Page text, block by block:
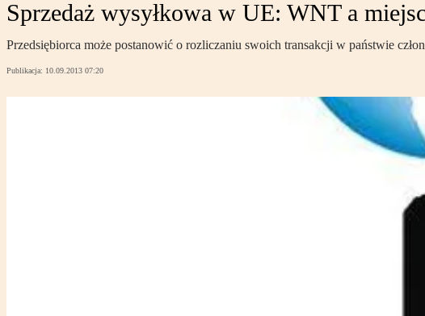
Sprzedaż wysyłkowa w UE: WNT a
Przedsiębiorca może postanowić o rozliczaniu swoich transakcji w państwie
Publikacja: 10.09.2013 07:20